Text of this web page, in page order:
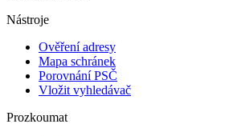
Nástroje
Ověření adresy
Mapa schránek
Porovnání PSČ
Vložit vyhledávač
Prozkoumat